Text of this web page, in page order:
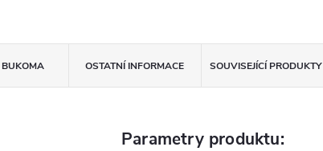
BUKOMA OSTATNÍ INFORMACE SOUVISEJÍCÍ PRODUKTY
Parametry produktu: